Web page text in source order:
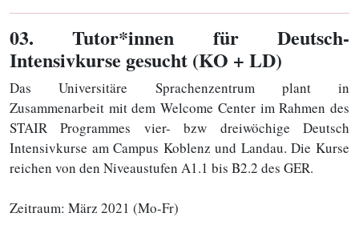
03. Tutor*innen für Deutsch-
Intensivkurse gesucht (KO + LD)
Das Universitäre Sprachenzentrum plant in
Zusammenarbeit mit dem Welcome Center im Rahmen des
STAIR Programmes vier- bzw dreiwöchige Deutsch
Intensivkurse am Campus Koblenz und Landau. Die Kurse
reichen von den Niveaustufen A1.1 bis B2.2 des GER.
Zeitraum: März 2021 (Mo-Fr)